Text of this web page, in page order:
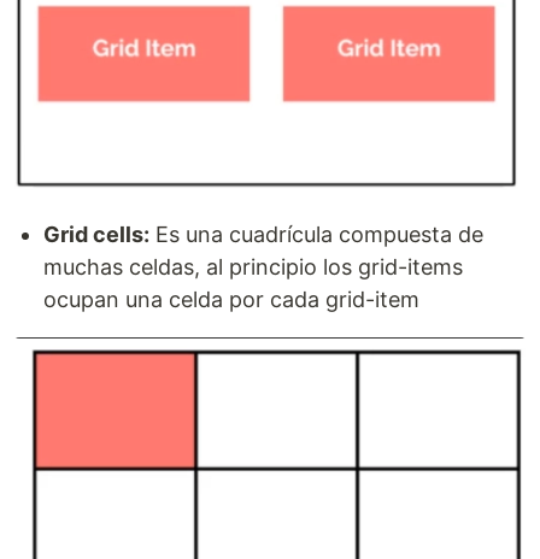
Grid cells: Es una cuadrícula compuesta de
muchas celdas, al principio los grid-items
ocupan una celda por cada grid-item